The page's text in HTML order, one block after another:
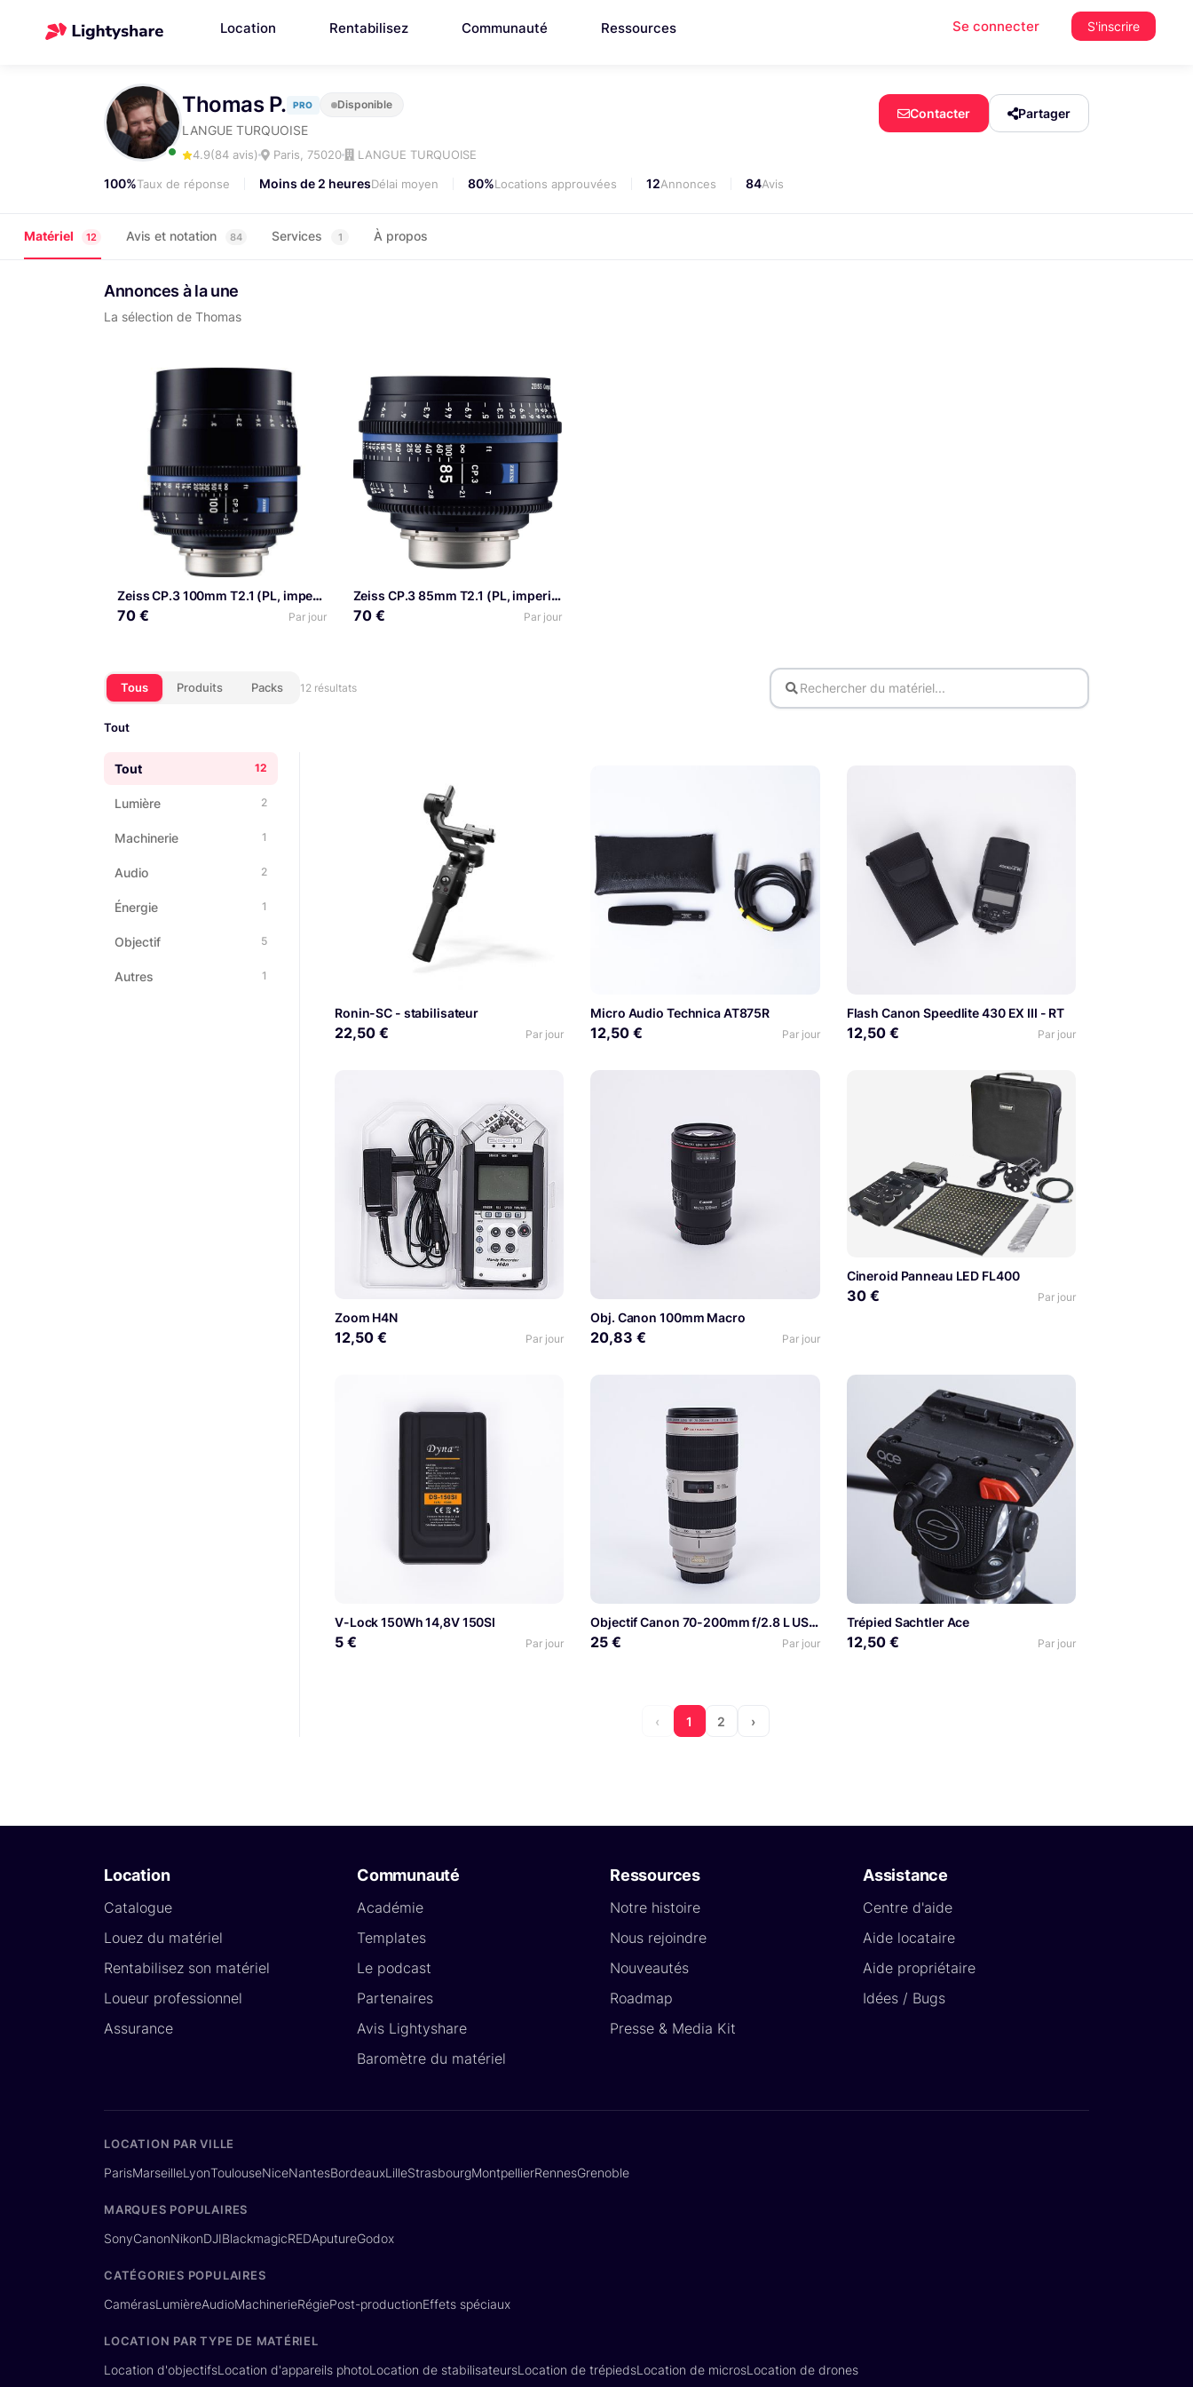
Location Rentabilisez Communauté Ressources Se connecter S'inscrire
Thomas P. PRO Disponible
LANGUE TURQUOISE
4.9(84 avis) Paris, 75020 LANGUE TURQUOISE
Contacter Partager
100%Taux de réponse Moins de 2 heuresDélai moyen 80%Locations approuvées 12Annonces 84Avis
Matériel 12 Avis et notation 84 Services 1 À propos
Annonces à la une
La sélection de Thomas
Zeiss CP.3 100mm T2.1 (PL, imperial) – Objectif Prime Cinéma
70 € Par jour
Zeiss CP.3 85mm T2.1 (PL, imperial) XD – Objectif Prime Cinéma
70 € Par jour
Tous Produits Packs 12 résultats
Tout
Tout 12
Lumière 2
Machinerie 1
Audio 2
Énergie 1
Objectif 5
Autres 1
Ronin-SC - stabilisateur
22,50 € Par jour
Micro Audio Technica AT875R
12,50 € Par jour
Flash Canon Speedlite 430 EX III - RT
12,50 € Par jour
Zoom H4N
12,50 € Par jour
Obj. Canon 100mm Macro
20,83 € Par jour
Cineroid Panneau LED FL400
30 € Par jour
V-Lock 150Wh 14,8V 150SI
5 € Par jour
Objectif Canon 70-200mm f/2.8 L USM
25 € Par jour
Trépied Sachtler Ace
12,50 € Par jour
‹ 1 2 ›
Location
Catalogue
Louez du matériel
Rentabilisez son matériel
Loueur professionnel
Assurance
Communauté
Académie
Templates
Le podcast
Partenaires
Avis Lightyshare
Baromètre du matériel
Ressources
Notre histoire
Nous rejoindre
Nouveautés
Roadmap
Presse & Media Kit
Assistance
Centre d'aide
Aide locataire
Aide propriétaire
Idées / Bugs
LOCATION PAR VILLE
ParisMarseilleLyonToulouseNiceNantesBordeauxLilleStrasbourgMontpellierRennesGrenoble
MARQUES POPULAIRES
SonyCanonNikonDJIBlackmagicREDAputureGodox
CATÉGORIES POPULAIRES
CamérasLumièreAudioMachinerieRégiePost-productionEffets spéciaux
LOCATION PAR TYPE DE MATÉRIEL
Location d'objectifsLocation d'appareils photoLocation de stabilisateursLocation de trépiedsLocation de microsLocation de drones